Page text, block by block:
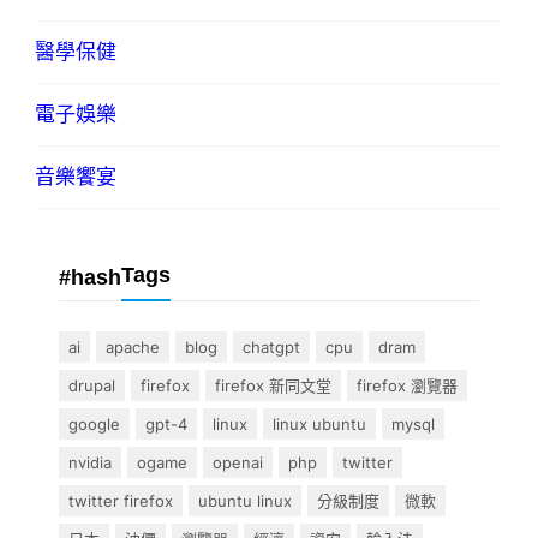
醫學保健
電子娛樂
音樂饗宴
#hashTags
ai apache blog chatgpt cpu
dram
drupal
firefox firefox 新同文堂
firefox 瀏覽器
google
gpt-4 linux linux ubuntu
mysql
nvidia
ogame openai php
twitter
twitter firefox
ubuntu linux 分級制度
微軟